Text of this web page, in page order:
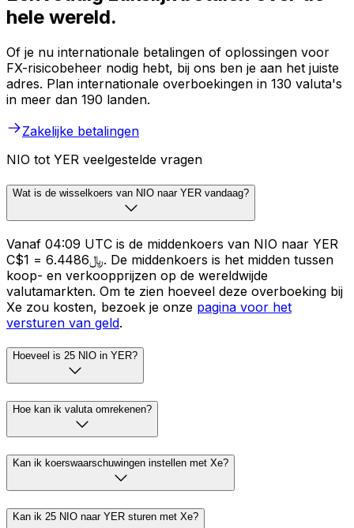
hele wereld.
Of je nu internationale betalingen of oplossingen voor
FX-risicobeheer nodig hebt, bij ons ben je aan het juiste
adres. Plan internationale overboekingen in 130 valuta's
in meer dan 190 landen.
Zakelijke betalingen
NIO tot YER veelgestelde vragen
Wat is de wisselkoers van NIO naar YER vandaag?
Vanaf 04:09 UTC is de middenkoers van NIO naar YER
C$1 = ﷼6.4486. De middenkoers is het midden tussen
koop- en verkoopprijzen op de wereldwijde
valutamarkten. Om te zien hoeveel deze overboeking bij
Xe zou kosten, bezoek je onze pagina voor het
versturen van geld.
Hoeveel is 25 NIO in YER?
Hoe kan ik valuta omrekenen?
Kan ik koerswaarschuwingen instellen met Xe?
Kan ik 25 NIO naar YER sturen met Xe?